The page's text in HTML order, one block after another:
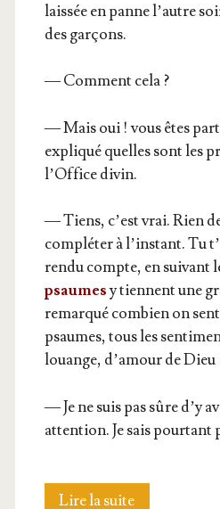
lais­sée en panne l’autre
des garçons.
— Com­ment cela ?
— Mais oui ! vous êtes
expli­qué quelles sont les
l’Office divin.
— Tiens, c’est vrai. Rien
com­plé­ter à l’instant. Tu
ren­du compte, en sui­vant
psaumesy tiennent une
remar­qué com­bien on
psaumes, tous les
louange, d’amour de Dieu
— Je ne suis pas sûre d’y
atten­tion. Je sais
Lire la suiteSuite